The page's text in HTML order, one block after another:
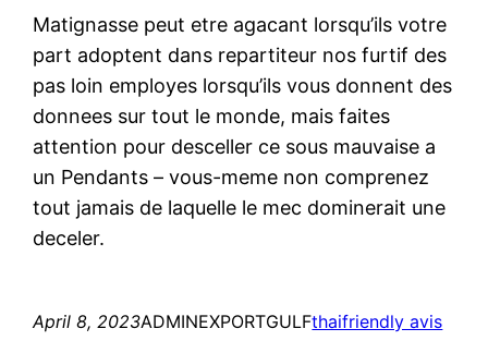
Matignasse peut etre agacant lorsqu’ils votre
part adoptent dans repartiteur nos furtif des
pas loin employes lorsqu’ils vous donnent des
donnees sur tout le monde, mais faites
attention pour desceller ce sous mauvaise a
un Pendants – vous-meme non comprenez
tout jamais de laquelle le mec dominerait une
deceler.
April 8, 2023ADMINEXPORTGULFthaifriendly avis